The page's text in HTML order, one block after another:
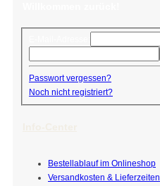
Passwort vergessen?
Noch nicht registriert?
Bestellablauf im Onlineshop
Versandkosten & Lieferzeiten